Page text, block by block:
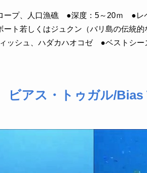
ープ、人口漁礁 ●深度：5～20ｍ ●
ト若しくはジュクン（バリ島の伝統
ッシュ、ハダカハオコゼ ●ベストシー
ビアス・トゥガル/Bias